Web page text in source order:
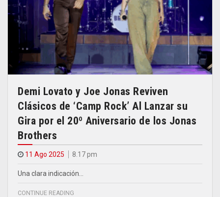
Demi Lovato y Joe Jonas Reviven
Clásicos de ‘Camp Rock’ Al Lanzar su
Gira por el 20º Aniversario de los Jonas
Brothers
11 Ago 2025 8.17 pm
Una clara indicación…
CONTINUE READING